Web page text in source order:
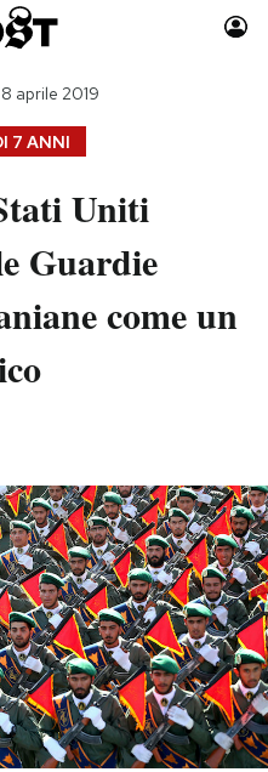
Auto
Moda
Consumismi
Storie/Idee
Media
Mondiali calcio 2026
7 ANNI
aprile 2019
Uniti
Guardie
come un